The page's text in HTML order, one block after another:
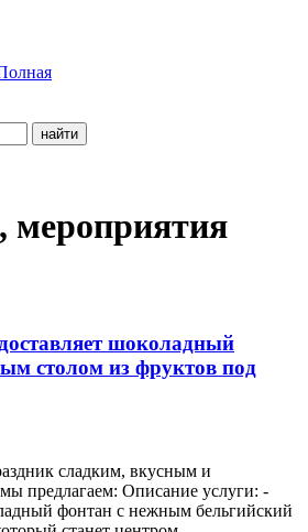
мероприятия
шоколадный
столом из фруктов пoд
сладким, вкусным и
предлагаем: Описание услуги: -
фонтан с нежным бельгийский